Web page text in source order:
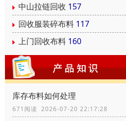
中山拉链回收 157
回收服装碎布料 117
上门回收布料 160
库存布料如何处理
671阅读 2026-07-20 22:17:28